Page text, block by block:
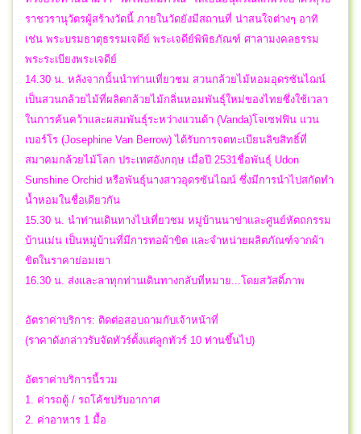
ราชวรานุวัตรผู้สร้างวัดนี้ ภายในวัดยังมีสถานที่ น่าสนใจต่างๆ อาทิ
เช่น พระบรมธาตุธรรมเจดีย์ พระเจดีย์พิพิธภัณฑ์ ศาลามงคลธรรม
พระระเบียงพระเจดีย์
14.30 น. หลังจากนั้นนำท่านเที่ยวชม สวนกล้วยไม้หอมอุดรซันไฌน์
เป็นสวนกล้วยไม้ที่ผลิตกล้วยไม้กลิ่นหอมพันธุ์ใหม่ของไทยซึ่งใช้เวลา
ในการค้นคว้าและผสมพันธุ์ระหว่างแวนด้า (Vanda)โจเซฟฟิน แวน
เบอร์โร (Josephine Van Berrow) ได้รับการจดทะเบียนลิขสิทธิ์ที่
สมาคมกล้วยไม้โลก ประเทศอังกฤษ เมื่อปี 2531ชื่อพันธุ์ Udon
Sunshine Orchid หรือพันธุ์นางสาวอุดรซันไฌน์ ซึ่งมีการนำไปสกัดทำ
น้ำหอมในชื่อเดียวกัน
15.30 น. นำท่านเดินทางไปเที่ยวชม หมู่บ้านนาข่าและศูนย์หัตถกรรม
บ้านเม่น เป็นหมู่บ้านที่มีการทอผ้าขิต และจำหน่ายผลิตภัณฑ์จากผ้า
ขิตในราคาย่อมเยา
16.30 น. ส่งและลาทุกท่านเดินทางกลับที่หมาย...โดยสวัสดิ์ภาพ
อัตราค่าบริการ: ติดต่อสอบถามกับเจ้าหน้าที่
(ราคาดังกล่าวรับจัดทัวร์ตั้งแต่ลูกทัวร์ 10 ท่านขึ้นไป)
อัตราค่าบริการนี้รวม
1. ค่ารถตู้ / รถโค้ชปรับอากาศ
2. ค่าอาหาร 1 มื้อ